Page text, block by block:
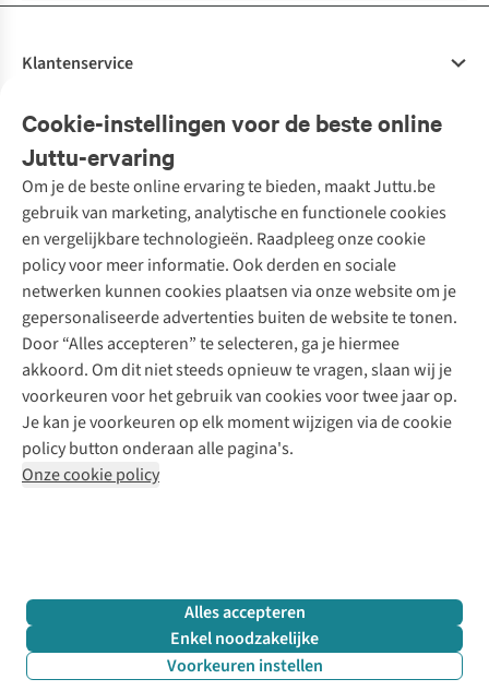
Cookie-instellingen voor de beste online
Juttu-ervaring
Om je de beste online ervaring te bieden, maakt Juttu.be
gebruik van marketing, analytische en functionele cookies
en vergelijkbare technologieën. Raadpleeg onze cookie
policy voor meer informatie. Ook derden en sociale
netwerken kunnen cookies plaatsen via onze website om je
gepersonaliseerde advertenties buiten de website te tonen.
Door “Alles accepteren” te selecteren, ga je hiermee
akkoord. Om dit niet steeds opnieuw te vragen, slaan wij je
voorkeuren voor het gebruik van cookies voor twee jaar op.
Je kan je voorkeuren op elk moment wijzigen via de cookie
policy button onderaan alle pagina's.
Onze cookie policy
Alles accepteren
Enkel noodzakelijke
Voorkeuren instellen
Klantenservice
Bestellen
Betalen
10% studentenkorting
Klarna - achteraf betalen
Levering
Retourneren
Bestelling herroepen
Garantie
Contact
Onze diensten
Tweedehands - ReJUsed
Kledingatelier
Personal shopping
Textielbox
Events / workshops
Juttu
Over ons
Juttu Friends
Inspiratie
Werken bij Juttu
Onze winkels
De wereld van Juttu
Verantwoord ondernemen
Toegankelijkheidsverklaring
Merken
Nathalie Vleeschouwer
Selected dames
HKLiving
Dickies
Sessùn
Strom
O My Bag
Revolution
Meld je aan voor de nieuwsbrief
Follow us
+32 (0)3 828 30 15 team@juttu.be
BTW BE 0416.762.280